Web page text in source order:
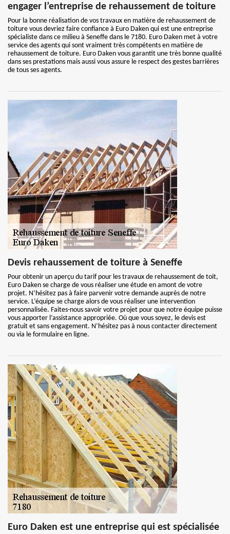
engager l’entreprise de rehaussement de toiture
Pour la bonne réalisation de vos travaux en matière de rehaussement de
toiture vous devriez faire confiance à Euro Daken qui est une entreprise
spécialiste dans ce milieu à Seneffe dans le 7180. Euro Daken met à votre
service des agents qui sont vraiment très compétents en matière de
rehaussement de toiture. Euro Daken vous garantit une très bonne qualité
dans ses prestations mais aussi vous assure le respect des gestes barrières
de tous ses agents.
Devis rehaussement de toiture à Seneffe
Pour obtenir un aperçu du tarif pour les travaux de rehaussement de toit,
Euro Daken se charge de vous réaliser une étude en amont de votre
projet. N’hésitez pas à faire parvenir votre demande auprès de notre
service. L’équipe se charge alors de vous réaliser une intervention
personnalisée. Faites-nous savoir votre projet pour que notre équipe puisse
vous apporter l’assistance appropriée. Où que vous soyez, le devis est
gratuit et sans engagement. N’hésitez pas à nous contacter directement
ou via le formulaire en ligne.
Euro Daken est une entreprise qui est spécialisée